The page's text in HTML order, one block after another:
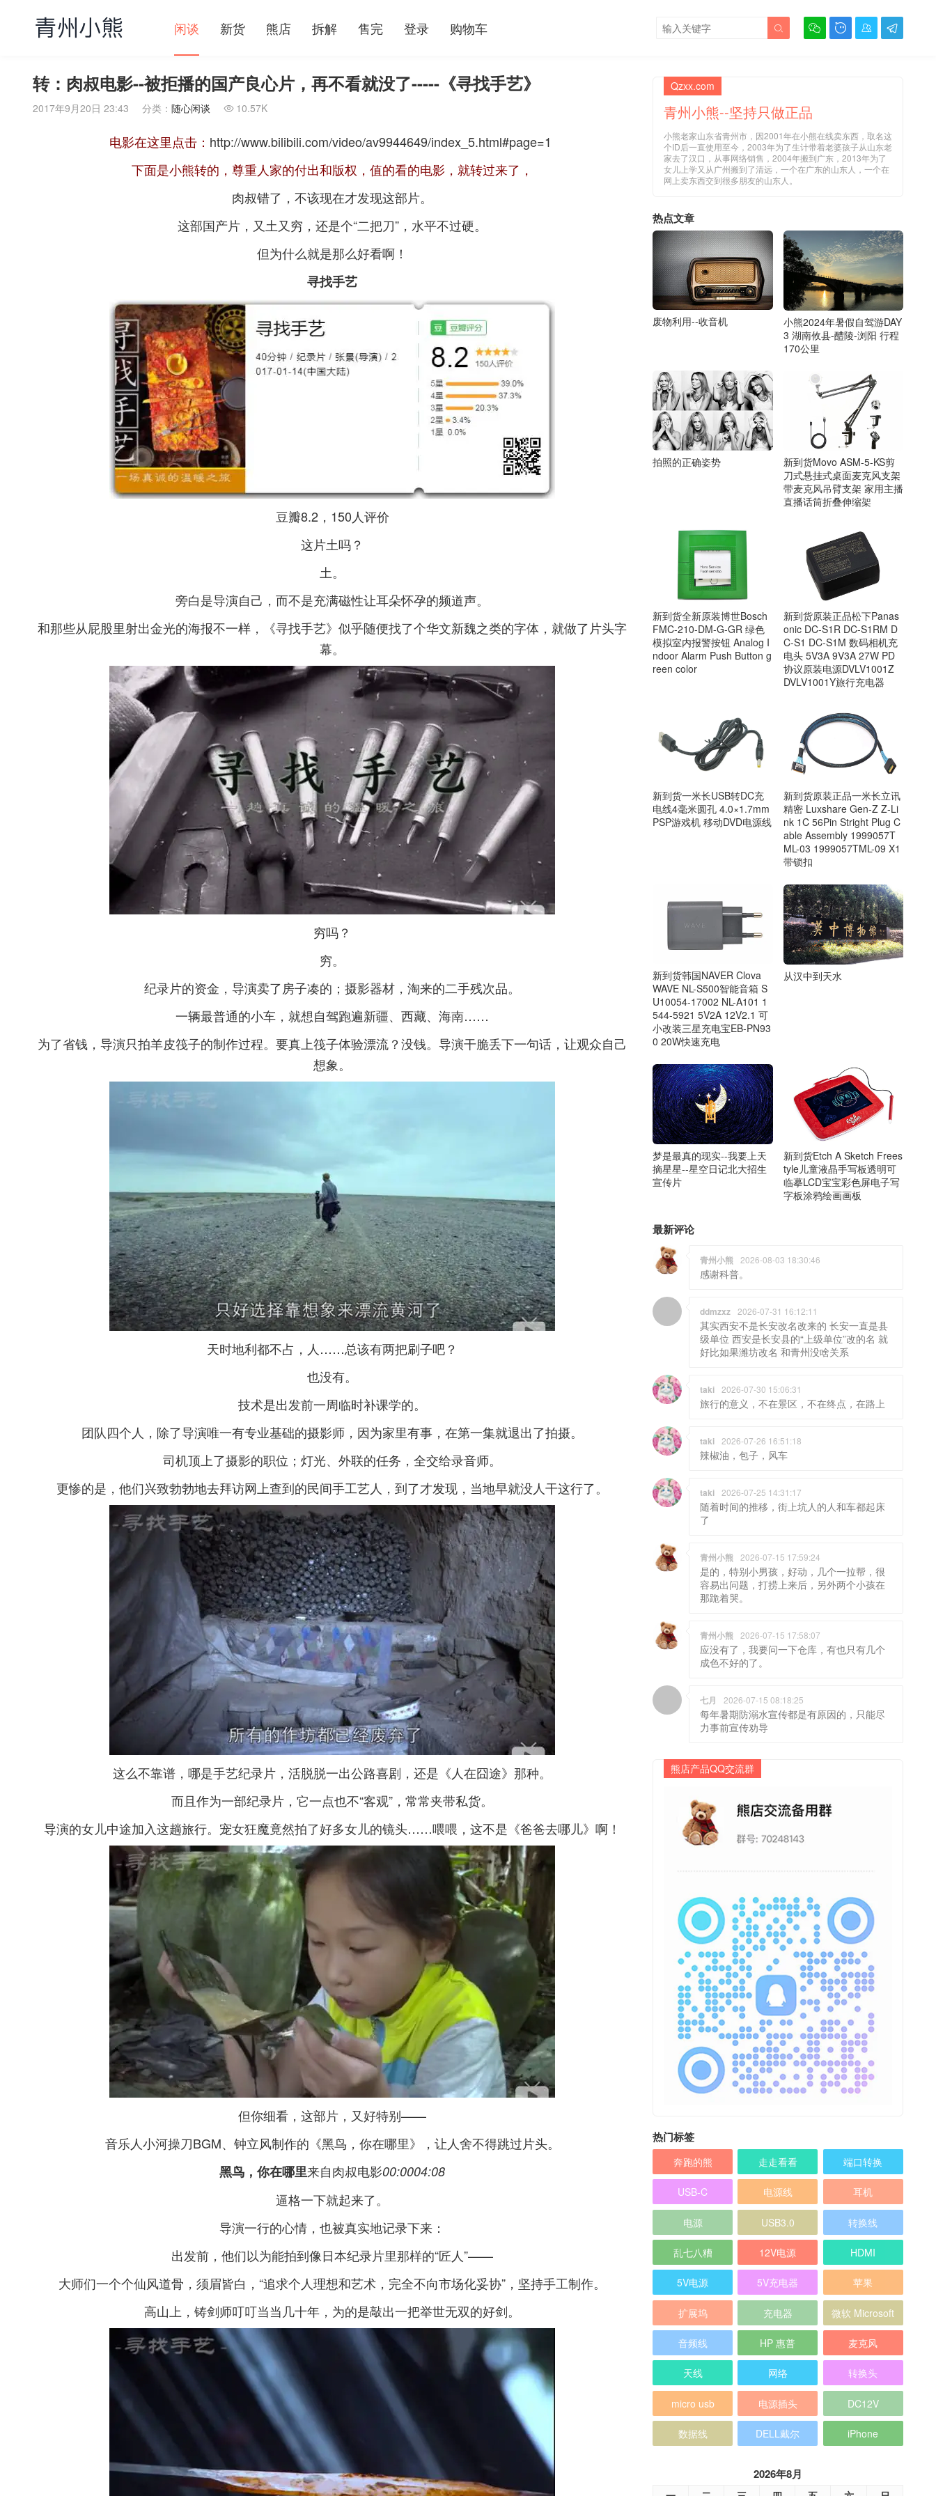
闲谈 新货 熊店 拆解 售完 登录 购物车    

转：肉叔电影--被拒播的国产良心片，再不看就没了-----《寻找手艺》
2017年9月20日 23:43 分类： 随心闲谈  10.57K
电影在这里点击： http://www.bilibili.com/video/av9944649/index_5.html#page=1
下面是小熊转的，尊重人家的付出和版权，值的看的电影，就转过来了，
肉叔错了，不该现在才发现这部片。
这部国产片，又土又穷，还是个“二把刀”，水平不过硬。
但为什么就是那么好看啊！
寻找手艺
豆瓣8.2，150人评价
这片土吗？
土。
旁白是导演自己，而不是充满磁性让耳朵怀孕的频道声。
和那些从屁股里射出金光的海报不一样，《寻找手艺》似乎随便找了个华文新魏之类的字体，就做了片头字
幕。
穷吗？
穷。
纪录片的资金，导演卖了房子凑的；摄影器材，淘来的二手残次品。
一辆最普通的小车，就想自驾跑遍新疆、西藏、海南……
为了省钱，导演只拍羊皮筏子的制作过程。要真上筏子体验漂流？没钱。导演干脆丢下一句话，让观众自己
想象。
天时地利都不占，人……总该有两把刷子吧？
也没有。
技术是出发前一周临时补课学的。
团队四个人，除了导演唯一有专业基础的摄影师，因为家里有事，在第一集就退出了拍摄。
司机顶上了摄影的职位；灯光、外联的任务，全交给录音师。
更惨的是，他们兴致勃勃地去拜访网上查到的民间手工艺人，到了才发现，当地早就没人干这行了。
这么不靠谱，哪是手艺纪录片，活脱脱一出公路喜剧，还是《人在囧途》那种。
而且作为一部纪录片，它一点也不“客观”，常常夹带私货。
导演的女儿中途加入这趟旅行。宠女狂魔竟然拍了好多女儿的镜头……喂喂，这不是《爸爸去哪儿》啊！
但你细看，这部片，又好特别——
音乐人小河操刀BGM、钟立风制作的《黑鸟，你在哪里》，让人舍不得跳过片头。
黑鸟，你在哪里来自肉叔电影00:0004:08
逼格一下就起来了。
导演一行的心情，也被真实地记录下来：
出发前，他们以为能拍到像日本纪录片里那样的“匠人”——
大师们一个个仙风道骨，须眉皆白，“追求个人理想和艺术，完全不向市场化妥协”，坚持手工制作。
高山上，铸剑师叮叮当当几十年，为的是敲出一把举世无双的好剑。
Qzxx.com
青州小熊--坚持只做正品
小熊老家山东省青州市，因2001年在小熊在线卖东西，取名这
个ID后一直使用至今，2003年为了生计带着老婆孩子从山东老
家去了汉口，从事网络销售，2004年搬到广东，2013年为了
女儿上学又从广州搬到了清远，一个在广东的山东人，一个在
网上卖东西交到很多朋友的山东人。
热点文章
废物利用--收音机
小熊2024年暑假自驾游DAY
3 湖南攸县-醴陵-浏阳 行程
170公里
拍照的正确姿势
新到货Movo ASM-5-KS剪
刀式悬挂式桌面麦克风支架
带麦克风吊臂支架 家用主播
直播话筒折叠伸缩架
新到货全新原装博世Bosch
FMC-210-DM-G-GR 绿色
模拟室内报警按钮 Analog I
ndoor Alarm Push Button g
reen color
新到货原装正品松下Panas
onic DC-S1R DC-S1RM D
C-S1 DC-S1M 数码相机充
电头 5V3A 9V3A 27W PD
协议原装电源DVLV1001Z
DVLV1001Y旅行充电器
新到货一米长USB转DC充
电线4毫米圆孔 4.0×1.7mm
PSP游戏机 移动DVD电源线
新到货原装正品一米长立讯
精密 Luxshare Gen-Z Z-Li
nk 1C 56Pin Stright Plug C
able Assembly 1999057T
ML-03 1999057TML-09 X1
带锁扣
新到货韩国NAVER Clova
WAVE NL-S500智能音箱 S
U10054-17002 NL-A101 1
544-5921 5V2A 12V2.1 可
小改装三星充电宝EB-PN93
0 20W快速充电
从汉中到天水
梦是最真的现实--我要上天
摘星星--星空日记北大招生
宣传片
新到货Etch A Sketch Frees
tyle‎儿童液晶手写板透明可
临摹LCD宝宝彩色屏电子写
字板涂鸦绘画画板
最新评论
青州小熊 2026-08-03 18:30:46
感谢科普。
ddmzxz 2026-07-31 16:12:11
其实西安不是长安改名改来的 长安一直是县
级单位 西安是长安县的“上级单位”改的名 就
好比如果潍坊改名 和青州没啥关系
taki 2026-07-30 15:06:31
旅行的意义，不在景区，不在终点，在路上
taki 2026-07-26 16:51:18
辣椒油，包子，风车
taki 2026-07-25 14:31:17
随着时间的推移，街上坑人的人和车都起床
了
青州小熊 2026-07-15 17:59:24
是的，特别小男孩，好动，几个一拉帮，很
容易出问题，打捞上来后，另外两个小孩在
那跪着哭。
青州小熊 2026-07-15 17:58:07
应没有了，我要问一下仓库，有也只有几个
成色不好的了。
七月 2026-07-15 08:18:25
每年暑期防溺水宣传都是有原因的，只能尽
力事前宣传劝导
熊店产品QQ交流群
热门标签
奔跑的熊 走走看看 端口转换
USB-C 电源线 耳机
电源 USB3.0 转换线
乱七八糟 12V电源 HDMI
5V电源 5V充电器 苹果
扩展坞 充电器 微软 Microsoft
音频线 HP 惠普 麦克风
天线 网络 转换头
micro usb 电源插头 DC12V
数据线 DELL戴尔 iPhone
2026年8月